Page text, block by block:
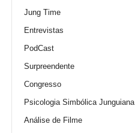
Jung Time
Entrevistas
PodCast
Surpreendente
Congresso
Psicologia Simbólica Junguiana
Análise de Filme